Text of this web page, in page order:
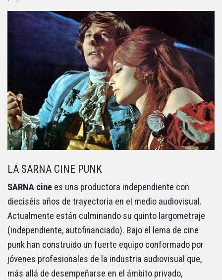
LA SARNA CINE PUNK
SARNA cine es una productora independiente con
dieciséis años de trayectoria en el medio audiovisual.
Actualmente están culminando su quinto largometraje
(independiente, autofinanciado). Bajo el lema de cine
punk han construido un fuerte equipo conformado por
jóvenes profesionales de la industria audiovisual que,
más allá de desempeñarse en el ámbito privado,